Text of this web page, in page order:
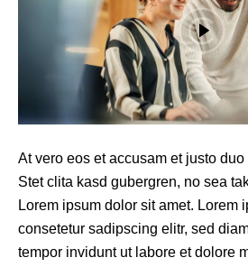
At vero eos et accusam et justo
Stet clita kasd gubergren, no sea
Lorem ipsum dolor sit amet. Lorem
consetetur sadipscing elitr, sed
tempor invidunt ut labore et dolore